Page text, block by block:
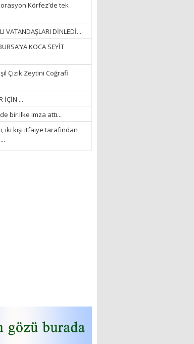
Akay
2024
Körfez’de tek
VATANDAŞLARI DİNLEDİ...
KOCA SEYİT
Çizik Zeytini Coğrafi
İÇİN ...
bir ilke imza attı...
iki kişi itfaiye tarafından